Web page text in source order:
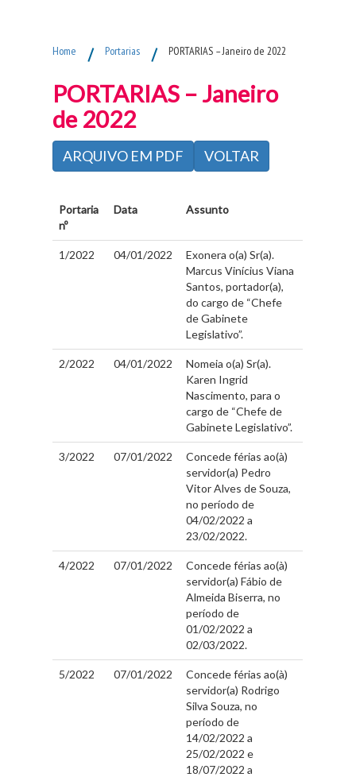
Home / Portarias / PORTARIAS – Janeiro de 2022
PORTARIAS – Janeiro
de 2022
ARQUIVO EM PDF VOLTAR
Portaria
nº
Data Assunto
1/2022 04/01/2022
Exonera o(a) Sr(a).
Marcus Vinícius Viana
Santos, portador(a),
do cargo de “Chefe
de Gabinete
Legislativo”.
2/2022 04/01/2022
Nomeia o(a) Sr(a).
Karen Ingrid
Nascimento, para o
cargo de “Chefe de
Gabinete Legislativo”.
3/2022 07/01/2022
Concede férias ao(à)
servidor(a) Pedro
Vitor Alves de Souza,
no período de
04/02/2022 a
23/02/2022.
4/2022 07/01/2022
Concede férias ao(à)
servidor(a) Fábio de
Almeida Biserra, no
período de
01/02/2022 a
02/03/2022.
5/2022 07/01/2022
Concede férias ao(à)
servidor(a) Rodrigo
Silva Souza, no
período de
14/02/2022 a
25/02/2022 e
18/07/2022 a